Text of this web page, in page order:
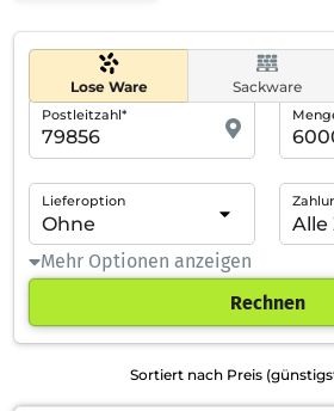
Lose Ware Sackware
Postleitzahl*
Lieferoption
Mehr Optionen anzeigen
Rechnen
Sortiert nach Preis